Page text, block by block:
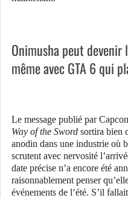
Onimusha peut
même avec GTA 6 qui
Le message publié par
Way of the Sword sortira bien
anodin dans une industrie où
scrutent avec nervosité
date précise n’a encore été
raisonnablement penser
événements de l’été. S’il